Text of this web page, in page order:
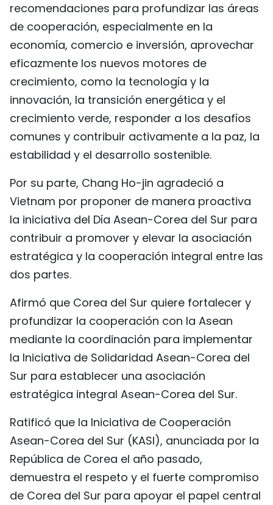
recomendaciones para profundizar las áreas
de cooperación, especialmente en la
economía, comercio e inversión, aprovechar
eficazmente los nuevos motores de
crecimiento, como la tecnología y la
innovación, la transición energética y el
crecimiento verde, responder a los desafíos
comunes y contribuir activamente a la paz, la
estabilidad y el desarrollo sostenible.
Por su parte, Chang Ho-jin agradeció a
Vietnam por proponer de manera proactiva
la iniciativa del Día Asean-Corea del Sur para
contribuir a promover y elevar la asociación
estratégica y la cooperación integral entre las
dos partes.
Afirmó que Corea del Sur quiere fortalecer y
profundizar la cooperación con la Asean
mediante la coordinación para implementar
la Iniciativa de Solidaridad Asean-Corea del
Sur para establecer una asociación
estratégica integral Asean-Corea del Sur.
Ratificó que la Iniciativa de Cooperación
Asean-Corea del Sur (KASI), anunciada por la
República de Corea el año pasado,
demuestra el respeto y el fuerte compromiso
de Corea del Sur para apoyar el papel central